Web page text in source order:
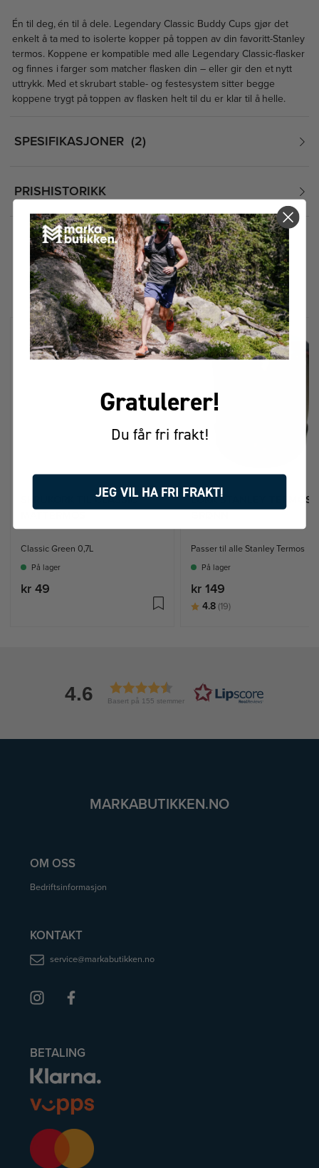
Én til deg, én til å dele. Legendary Classic Buddy Cups gjør det
enkelt å ta med to isolerte kopper på toppen av din favoritt-Stanley
termos. Koppene er kompatible med alle Legendary Classic-flasker
og finnes i farger som matcher flasken din – eller gir den et nytt
uttrykk. Med et skrubart stable- og festesystem sitter begge
koppene trygt på toppen av flasken helt til du er klar til å helle.
SPESIFIKASJONER 2
PRISHISTORIKK
FÅR VI FORESLÅ
ANDRE KJØPTE DETTE
SKRUKORK TIL CLASSIC
Classic Green 0,7L
På lager
kr 49
LOKK STANLEY TERMOS
Passer til alle Stanley Termos
På lager
kr 149
Karakter:
4.8 (19)
4.6 Basert på 155 stemmer
MARKABUTIKKEN.NO
OM OSS
Bedriftsinformasjon
KONTAKT
service@markabutikken.no
BETALING
Gratulerer!
Du får fri frakt!
JEG VIL HA FRI FRAKT!